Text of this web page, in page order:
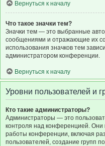
Вернуться к началу
Что такое значки тем?
Значки тем — это выбранные
сообщениями и отражающие их
использования значков тем
администратором конференции.
Вернуться к началу
Уровни пользователей и
Кто такие администраторы?
Администраторы — это
контроля над конференцией. Они
работы конференции, включая
пользователей, создание групп